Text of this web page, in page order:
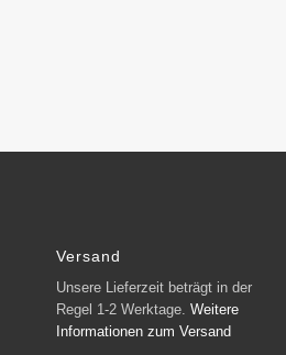
Versand
Unsere Lieferzeit beträgt in der
Regel 1-2 Werktage. Weitere
Informationen zum Versand